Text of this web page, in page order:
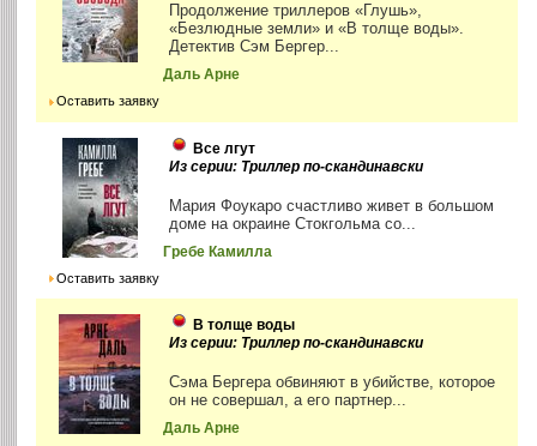
Продолжение триллеров «Глушь»,
«Безлюдные земли» и «В толще воды».
Детектив Сэм Бергер...
Даль Арне
Оставить заявку
Все лгут
Из серии: Триллер по-скандинавски
Мария Фоукаро счастливо живет в большом
доме на окраине Стокгольма со...
Гребе Камилла
Оставить заявку
В толще воды
Из серии: Триллер по-скандинавски
Сэма Бергера обвиняют в убийстве, которое
он не совершал, а его партнер...
Даль Арне